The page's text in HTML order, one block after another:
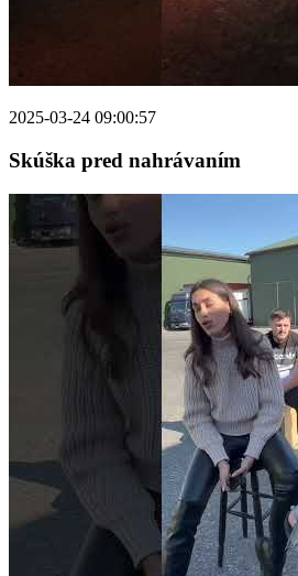
2025-03-24 09:00:57
Skúška pred nahrávaním